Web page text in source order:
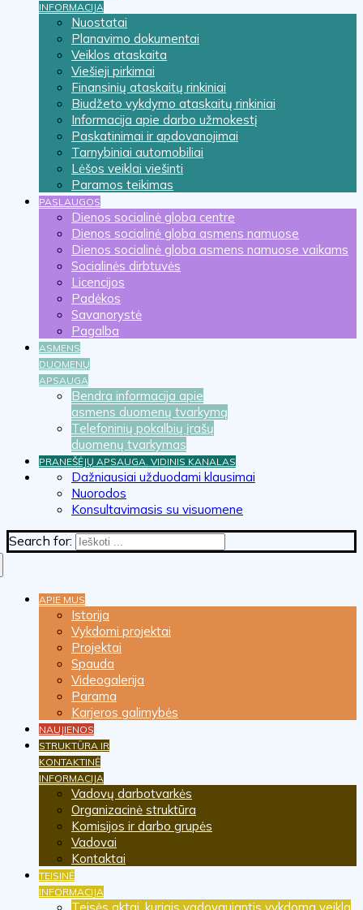
INFORMACIJA
Nuostatai
Planavimo dokumentai
Veiklos ataskaita
Viešieji pirkimai
Finansinių ataskaitų rinkiniai
Biudžeto vykdymo ataskaitų rinkiniai
Informacija apie darbo užmokestį
Paskatinimai ir apdovanojimai
Tarnybiniai automobiliai
Lėšos veiklai viešinti
Paramos teikimas
PASLAUGOS
Dienos socialinė globa centre
Dienos socialinė globa asmens namuose
Dienos socialinė globa asmens namuose vaikams
Socialinės dirbtuvės
Licencijos
Padėkos
Savanorystė
Pagalba
ASMENS
DUOMENŲ
APSAUGA
Bendra informacija apie
asmens duomenų tvarkymą
Telefoninių pokalbių įrašų
duomenų tvarkymas
PRANEŠĖJŲ APSAUGA. VIDINIS KANALAS
KITA
Dažniausiai užduodami klausimai
Nuorodos
Konsultavimasis su visuomene
Search for:
APIE MUS
Istorija
Vykdomi projektai
Projektai
Spauda
Videogalerija
Parama
Karjeros galimybės
NAUJIENOS
STRUKTŪRA IR
KONTAKTINĖ
INFORMACIJA
Vadovų darbotvarkės
Organizacinė struktūra
Komisijos ir darbo grupės
Vadovai
Kontaktai
TEISINĖ
INFORMACIJA